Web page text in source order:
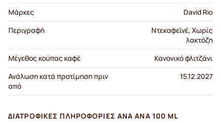
Μάρκες
David Rio
Περιγραφή
Ντεκαφεϊνέ, Χωρίς
λακτόζη
Μέγεθος κούπας καφέ
Κανονικό φλιτζάνι
Ανάλωση κατά προτίμηση πριν
από
15.12.2027
ΔΙΑΤΡΟΦΙΚΈΣ ΠΛΗΡΟΦΟΡΊΕΣ ΑΝΆ ΑΝΆ 100 ML